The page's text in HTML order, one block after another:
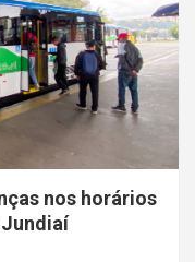
nos horários